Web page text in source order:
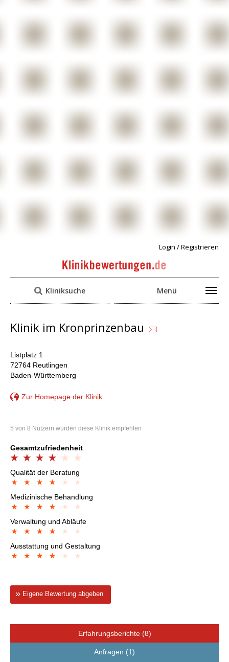
Login / Registrieren
Kliniksuche Menü
Klinik im Kronprinzenbau
Listplatz 1
72764 Reutlingen
Baden-Württemberg
Zur Homepage der Klinik
5 von 8 Nutzern würden diese Klinik empfehlen
Gesamtzufriedenheit
Qualität der Beratung
Medizinische Behandlung
Verwaltung und Abläufe
Ausstattung und Gestaltung
Eigene Bewertung abgeben
Erfahrungsberichte (8)
Anfragen (1)